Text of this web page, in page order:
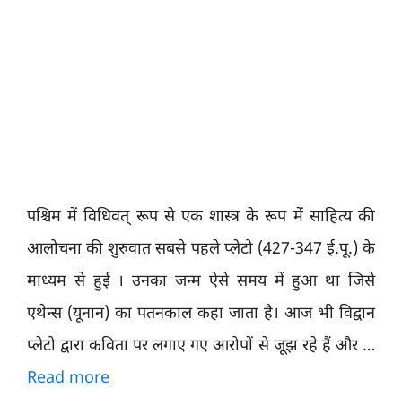
पश्चिम में विधिवत् रूप से एक शास्त्र के रूप में साहित्य की
आलोचना की शुरुवात सबसे पहले प्लेटो (427-347 ई.पू.) के
माध्यम से हुई । उनका जन्म ऐसे समय में हुआ था जिसे
एथेन्स (यूनान) का पतनकाल कहा जाता है। आज भी विद्वान
प्लेटो द्वारा कविता पर लगाए गए आरोपों से जूझ रहे हैं और …
Read more